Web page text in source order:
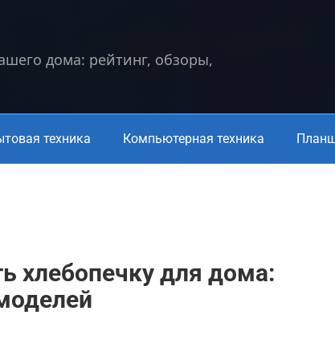
дома: рейтинг, обзоры,
техника Компьютерная техника
хлебопечку для дома: